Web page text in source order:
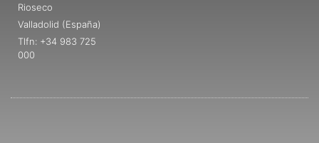
Rioseco
Valladolid (España)
Tlfn: +34 983 725
000